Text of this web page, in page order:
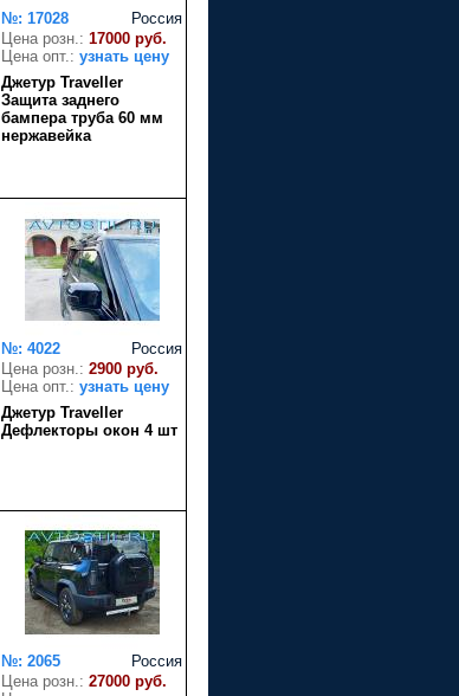
Россия
№: 17028
Цена розн.: 17000 руб.
Цена опт.: узнать цену
Джетур Traveller
Защита заднего
бампера труба 60 мм
нержавейка
Россия
№: 4022
Цена розн.: 2900 руб.
Цена опт.: узнать цену
Джетур Traveller
Дефлекторы окон 4 шт
Россия
№: 2065
Цена розн.: 27000 руб.